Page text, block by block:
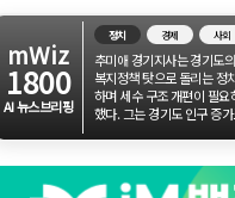
mWiz
1800
AI 뉴스브리핑
정치 경제 사회
추미애 경기지사는 경기도
복지정책 탓으로 돌리는 정
하며 세수 구조 개편이 필요
했다. 그는 경기도 인구 증가